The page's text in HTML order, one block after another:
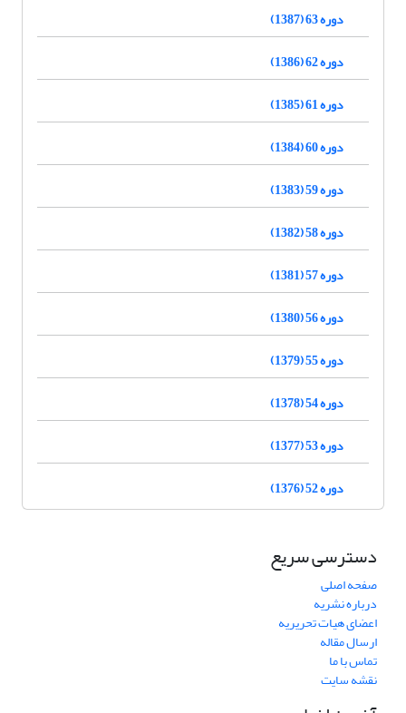
دوره 63 (1387)
دوره 62 (1386)
دوره 61 (1385)
دوره 60 (1384)
دوره 59 (1383)
دوره 58 (1382)
دوره 57 (1381)
دوره 56 (1380)
دوره 55 (1379)
دوره 54 (1378)
دوره 53 (1377)
دوره 52 (1376)
دسترسی سریع
صفحه اصلی
درباره نشریه
اعضای هیات تحریریه
ارسال مقاله
تماس با ما
نقشه سایت